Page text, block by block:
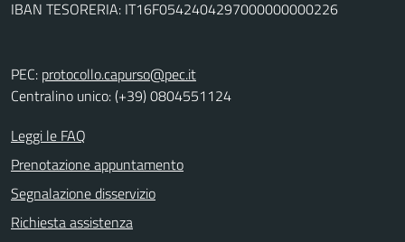
IBAN TESORERIA: IT16F0542404297000000000226
PEC: protocollo.capurso@pec.it
Centralino unico: (+39) 0804551124
Leggi le FAQ
Prenotazione appuntamento
Segnalazione disservizio
Richiesta assistenza